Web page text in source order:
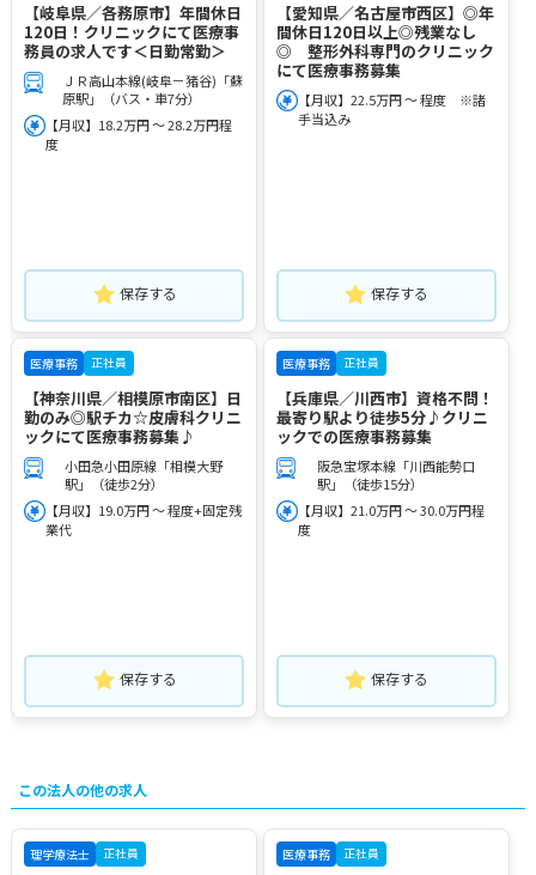
【岐阜県／各務原市】年間休日
120日！クリニックにて医療事
務員の求人です＜日勤常勤＞
ＪＲ高山本線(岐阜－猪谷)「蘇
原駅」（バス・車7分）
【月収】18.2万円 ～ 28.2万円程
度
保存する
【愛知県／名古屋市西区】◎年
間休日120日以上◎残業なし
◎ 整形外科専門のクリニック
にて医療事務募集
【月収】22.5万円 ～ 程度 ※諸
手当込み
保存する
医療事務 正社員
【神奈川県／相模原市南区】日
勤のみ◎駅チカ☆皮膚科クリニ
ックにて医療事務募集♪
小田急小田原線「相模大野
駅」（徒歩2分）
【月収】19.0万円 ～ 程度+固定残
業代
保存する
医療事務 正社員
【兵庫県／川西市】資格不問！
最寄り駅より徒歩5分♪クリニ
ックでの医療事務募集
阪急宝塚本線「川西能勢口
駅」（徒歩15分）
【月収】21.0万円 ～ 30.0万円程
度
保存する
この法人の他の求人
理学療法士 正社員 医療事務 正社員